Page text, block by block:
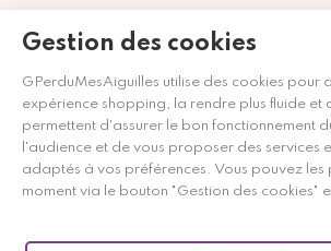
Gestion des cookies
GPerduMesAiguilles utilise des cookies pour
expérience shopping, la rendre plus fluide et
permettent d'assurer le bon fonctionnement
l'audience et de vous proposer des services
adaptés à vos préférences. Vous pouvez
moment via le bouton "Gestion des cookies"
Marchand approuvé par la Société des
pour vérifier.